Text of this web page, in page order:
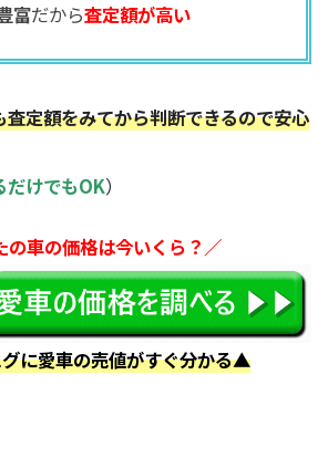
富だから査定額が高い
定額をみてから判断できるので安心
だけでもOK）
の車の価格は今いくら？／
に愛車の売値がすぐ分かる▲